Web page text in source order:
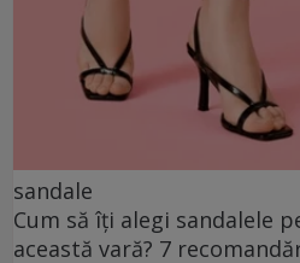
sandale
Cum să îți alegi sandalele
această vară? 7